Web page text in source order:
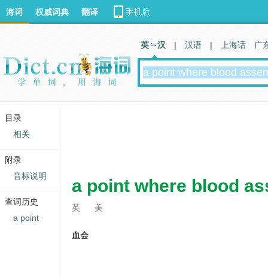
a point where blood
英 美
血会
海词 权威词典 翻译
英 汉 | 汉语 | 上海话 广
目录
相关
附录
音标说明
查词历史
a point